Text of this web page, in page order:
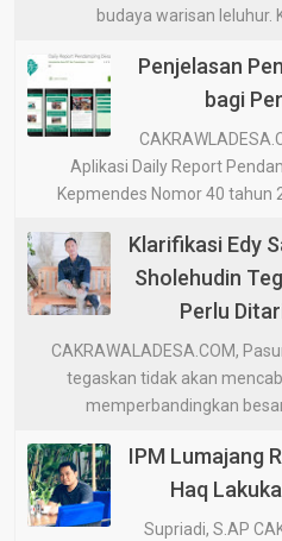
budaya warisan leluhur.
Penjelasan
bagi
Aplikasi Daily Report
Kepmendes Nomor 40 tahun
Klarifikasi Edy
Sholehudin
Perlu
CAKRAWALADESA.COM,
tegaskan tidak akan
memperbandingkan
IPM Lumajang
Haq
Supriadi, S.AP